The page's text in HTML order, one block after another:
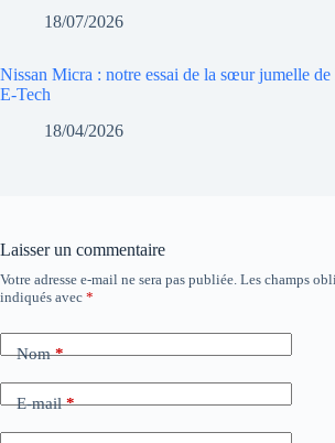
18/07/2026
Nissan Micra : notre essai de la sœur jumelle
E-Tech
18/04/2026
Laisser un commentaire
Votre adresse e-mail ne sera pas publiée. Les champs
indiqués avec *
Nom*
E-mail*